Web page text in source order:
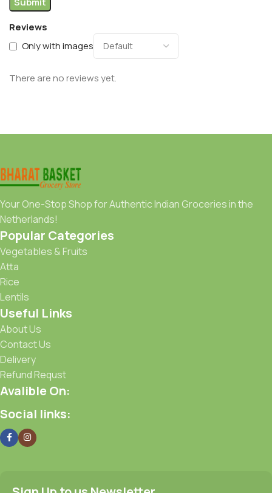
Reviews
Only with images
There are no reviews yet.
Your One-Stop Shop for Authentic Indian Groceries in the
Netherlands!
Popular Categories
Vegetables & Fruits
Atta
Rice
Lentils
Useful Links
About Us
Contact Us
Delivery
Refund Requst
Avalible On:
Social links: